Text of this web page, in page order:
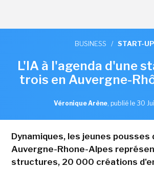
BUSINESS / START-UP
L'IA à l'agenda d'une
trois en Auvergne-
Véronique Arène, publié le 30
Dynamiques, les jeunes pousses
Auvergne-Rhone-Alpes
structures, 20 000 créations